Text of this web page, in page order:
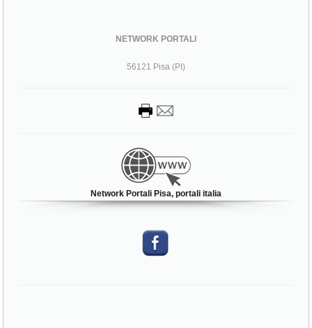
NETWORK PORTALI
56121 Pisa (PI)
Network Portali Pisa, portali italia